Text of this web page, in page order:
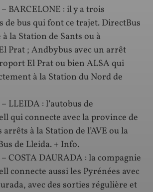
BARCELONE : il y a trois
de bus qui font ce trajet. DirectBus
à la Station de Sants ou à
Prat ; Andbybus avec un arrêt
El Prat ou bien ALSA qui
à la Station du Nord de
LLEIDA : l’autobus de
qui connecte avec la province de
arrêts à la Station de l’AVE ou la
de Lleida. + Info.
COSTA DAURADA : la compagnie
connecte aussi les Pyrénées avec
avec des sorties régulière et